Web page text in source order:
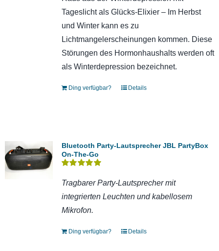
Tageslicht als Glücks-Elixier – Im Herbst
und Winter kann es zu
Lichtmangelerscheinungen kommen. Diese
Störungen des Hormonhaushalts werden oft
als Winterdepression bezeichnet.
Ding verfügbar? Details
Bluetooth Party-Lautsprecher JBL PartyBox
On-The-Go
mit5.00von 5
Tragbarer Party-Lautsprecher mit
integrierten Leuchten und kabellosem
Mikrofon.
Ding verfügbar? Details